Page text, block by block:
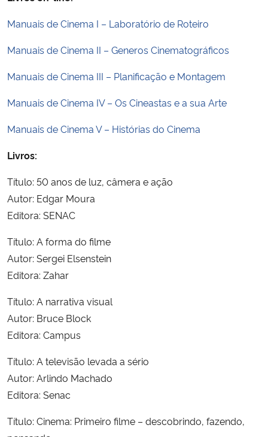
Ministério de Minas e Energia
Ministério da Ciência, Tecnologia, Inovações e Comunicações
Ministério do Desenvolvimento Regional
Ministério da Mulher, da Família e dos Direitos Humanos
Gabinete de Segurança Institucional
Advocacia-Geral da União
Banco Central do Brasil
Manuais de Cinema I – Laboratório de Roteiro
Manuais de Cinema II – Generos Cinematográficos
Manuais de Cinema III – Planificação e Montagem
Manuais de Cinema IV – Os Cineastas e a sua Arte
Manuais de Cinema V – Histórias do Cinema
Livros:
Título: 50 anos de luz, câmera e ação
Autor: Edgar Moura
Editora: SENAC
Título: A forma do filme
Autor: Sergei Elsenstein
Editora: Zahar
Título: A narrativa visual
Autor: Bruce Block
Editora: Campus
Título: A televisão levada a sério
Autor: Arlindo Machado
Editora: Senac
Título: Cinema: Primeiro filme – descobrindo, fazendo,